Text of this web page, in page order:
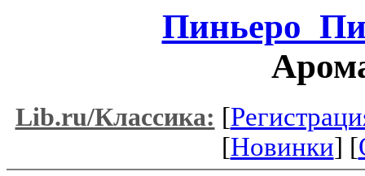
Lib.ru/Классика: [
[Новинки] [